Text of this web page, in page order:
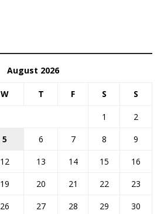
August 2026
W T F S S
1
2
5 6 7 8
9
12 13 14 15
16
19 20 21 22
23
26 27 28 29
30